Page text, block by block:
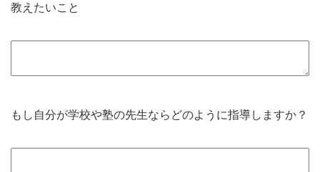
教えたいこと
もし自分が学校や塾の先生ならどのように指導しますか？